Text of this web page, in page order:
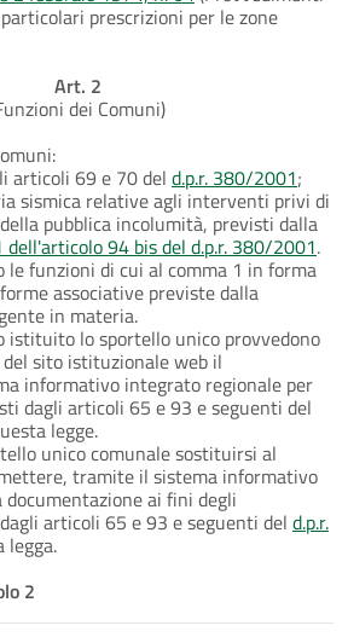
prescrizioni per le zone
Art. 2
dei Comuni)
articoli 69 e 70 del d.p.r. 380/2001;
sismica relative agli interventi privi di
pubblica incolumità, previsti dalla
dell'articolo 94 bis del d.p.r. 380/2001.
le funzioni di cui al comma 1 in forma
associative previste dalla
in materia.
istituito lo sportello unico provvedono
sito istituzionale web il
informativo integrato regionale per
dagli articoli 65 e 93 e seguenti del
legge.
unico comunale sostituirsi al
tramite il sistema informativo
ai fini degli
articoli 65 e 93 e seguenti del d.p.r.
legga.
2